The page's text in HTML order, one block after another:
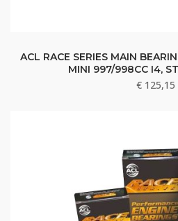
ACL RACE SERIES MAIN
MINI 997/998CC I4,
€ 125,15